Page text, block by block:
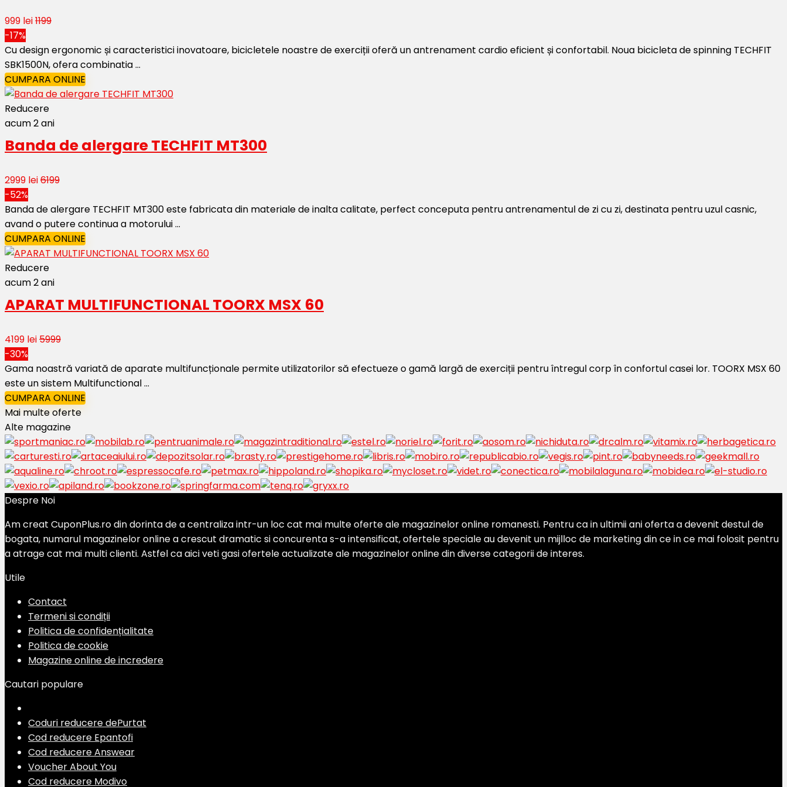
999 lei1199
-17%
Cu design ergonomic și caracteristici inovatoare, bicicletele noastre de exerciții oferă un antrenament cardio eficient și confortabil. Noua bicicleta de spinning TECHFIT
SBK1500N, ofera combinatia ...
CUMPARA ONLINE
Reducere
acum 2 ani
Banda de alergare TECHFIT MT300
2999 lei6199
-52%
Banda de alergare TECHFIT MT300 este fabricata din materiale de inalta calitate, perfect conceputa pentru antrenamentul de zi cu zi, destinata pentru uzul casnic,
avand o putere continua a motorului ...
CUMPARA ONLINE
Reducere
acum 2 ani
APARAT MULTIFUNCTIONAL TOORX MSX 60
4199 lei5999
-30%
Gama noastră variată de aparate multifuncționale permite utilizatorilor să efectueze o gamă largă de exerciții pentru întregul corp în confortul casei lor. TOORX MSX 60
este un sistem Multifunctional ...
CUMPARA ONLINE
Mai multe oferte
Alte magazine
Despre Noi
Am creat CuponPlus.ro din dorinta de a centraliza intr-un loc cat mai multe oferte ale magazinelor online romanesti. Pentru ca in ultimii ani oferta a devenit destul de
bogata, numarul magazinelor online a crescut dramatic si concurenta s-a intensificat, ofertele speciale au devenit un mijlloc de marketing din ce in ce mai folosit pentru
a atrage cat mai multi clienti. Astfel ca aici veti gasi ofertele actualizate ale magazinelor online din diverse categorii de interes.
Utile
Contact
Termeni si condiții
Politica de confidențialitate
Politica de cookie
Magazine online de incredere
Cautari populare
Coduri reducere dePurtat
Cod reducere Epantofi
Cod reducere Answear
Voucher About You
Cod reducere Modivo